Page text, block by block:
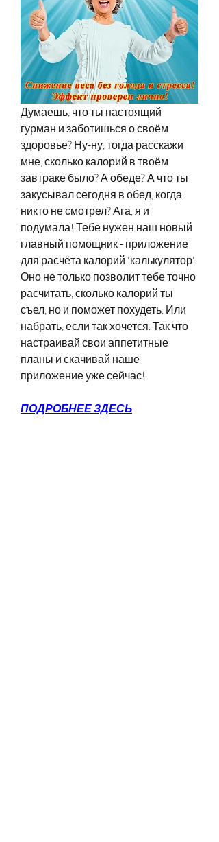
Думаешь, что ты настоящий
гурман и заботишься о своём
здоровье? Ну-ну, тогда расскажи
мне, сколько калорий в твоём
завтраке было? А обеде? А что ты
закусывал сегодня в обед, когда
никто не смотрел? Ага, я и
подумала! Тебе нужен наш новый
главный помощник - приложение
для расчёта калорий 'калькулятор'.
Оно не только позволит тебе точно
расчитать, сколько калорий ты
съел, но и поможет похудеть. Или
набрать, если так хочется. Так что
настраивай свои аппетитные
планы и скачивай наше
приложение уже сейчас!
ПОДРОБНЕЕ ЗДЕСЬ